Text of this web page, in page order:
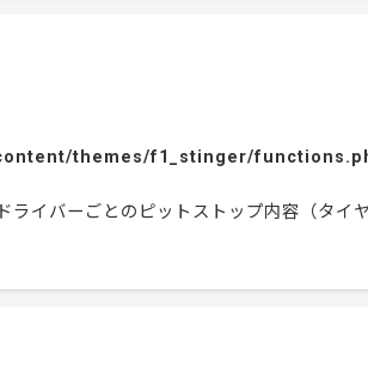
themes/f1_stinger/
イバーごとのピットストップ内容（タイ